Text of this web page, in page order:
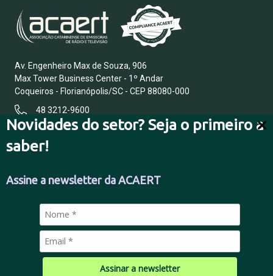
Novidades do setor? Seja o primeiro a
saber!
Assine a newsletter da ACAERT
Assinar a newsletter
Av. Engenheiro Max de Souza, 906
Max Tower Business Center - 1º Andar
Coqueiros - Florianópolis/SC - CEP 88080-000
48 3212-9600
FALE CONOSCO
POLÍTICA DE PRIVACIDADE
© 2026 Todos os direitos reservados.